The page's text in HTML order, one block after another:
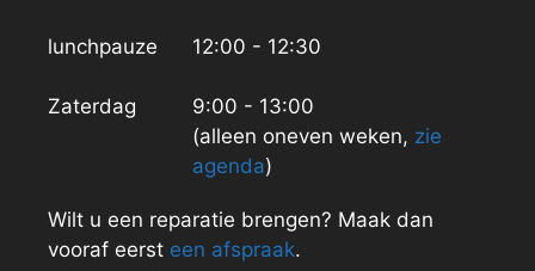
lunchpauze
Zaterdag
12:00 - 12:30
9:00 - 13:00
(alleen oneven weken, zie
agenda)
Wilt u een reparatie brengen? Maak dan
vooraf eerst een afspraak.